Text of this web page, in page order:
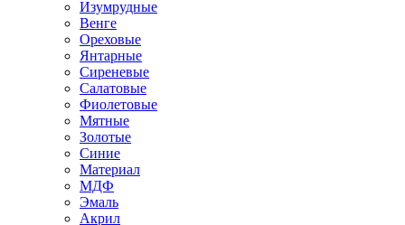
Изумрудные
Венге
Ореховые
Янтарные
Сиреневые
Салатовые
Фиолетовые
Мятные
Золотые
Синие
Материал
МДФ
Эмаль
Акрил